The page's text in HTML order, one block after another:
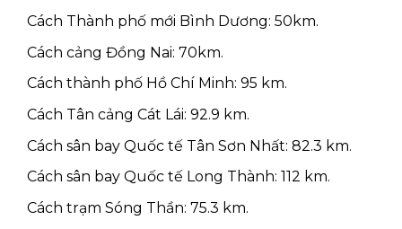
Cách Thành phố mới Bình Dương: 50km.
Cách cảng Đồng Nai: 70km.
Cách thành phố Hồ Chí Minh: 95 km.
Cách Tân cảng Cát Lái: 92.9 km.
Cách sân bay Quốc tế Tân Sơn Nhất: 82.3 km.
Cách sân bay Quốc tế Long Thành: 112 km.
Cách trạm Sóng Thần: 75.3 km.